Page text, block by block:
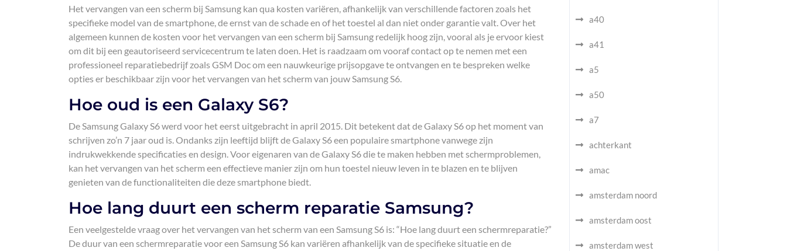
Het vervangen van een scherm bij Samsung kan qua kosten variëren, afhankelijk van verschillende factoren zoals het
specifieke model van de smartphone, de ernst van de schade en of het toestel al dan niet onder garantie valt. Over het
algemeen kunnen de kosten voor het vervangen van een scherm bij Samsung redelijk hoog zijn, vooral als je ervoor kiest
om dit bij een geautoriseerd servicecentrum te laten doen. Het is raadzaam om vooraf contact op te nemen met een
professioneel reparatiebedrijf zoals GSM Doc om een nauwkeurige prijsopgave te ontvangen en te bespreken welke
opties er beschikbaar zijn voor het vervangen van het scherm van jouw Samsung S6.
Hoe oud is een Galaxy S6?
De Samsung Galaxy S6 werd voor het eerst uitgebracht in april 2015. Dit betekent dat de Galaxy S6 op het moment van
schrijven zo’n 7 jaar oud is. Ondanks zijn leeftijd blijft de Galaxy S6 een populaire smartphone vanwege zijn
indrukwekkende specificaties en design. Voor eigenaren van de Galaxy S6 die te maken hebben met schermproblemen,
kan het vervangen van het scherm een effectieve manier zijn om hun toestel nieuw leven in te blazen en te blijven
genieten van de functionaliteiten die deze smartphone biedt.
Hoe lang duurt een scherm reparatie Samsung?
Een veelgestelde vraag over het vervangen van het scherm van een Samsung S6 is: “Hoe lang duurt een schermreparatie?”
De duur van een schermreparatie voor een Samsung S6 kan variëren afhankelijk van de specifieke situatie en de
a40
a41
a5
a50
a7
achterkant
amac
amsterdam noord
amsterdam oost
amsterdam west